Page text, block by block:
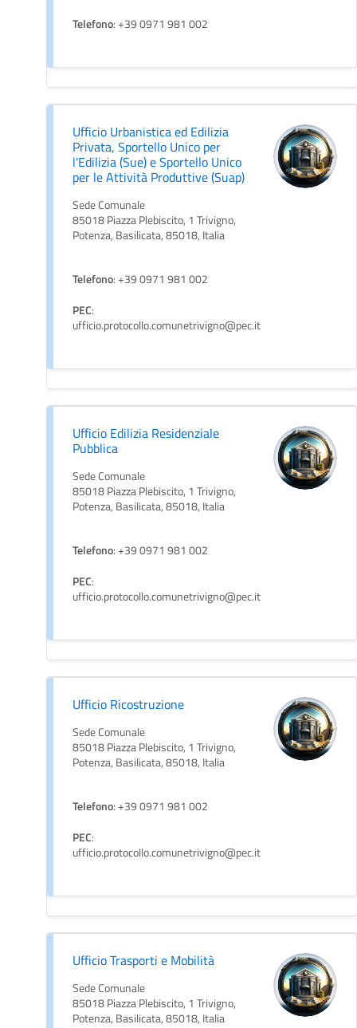
Telefono: +39 0971 981 002
Ufficio Urbanistica ed Edilizia
Privata, Sportello Unico per
l'Edilizia (Sue) e Sportello Unico
per le Attività Produttive (Suap)
Sede Comunale
85018 Piazza Plebiscito, 1 Trivigno,
Potenza, Basilicata, 85018, Italia
Telefono: +39 0971 981 002
PEC:
ufficio.protocollo.comunetrivigno@pec.it
Ufficio Edilizia Residenziale
Pubblica
Sede Comunale
85018 Piazza Plebiscito, 1 Trivigno,
Potenza, Basilicata, 85018, Italia
Telefono: +39 0971 981 002
PEC:
ufficio.protocollo.comunetrivigno@pec.it
Ufficio Ricostruzione
Sede Comunale
85018 Piazza Plebiscito, 1 Trivigno,
Potenza, Basilicata, 85018, Italia
Telefono: +39 0971 981 002
PEC:
ufficio.protocollo.comunetrivigno@pec.it
Ufficio Trasporti e Mobilità
Sede Comunale
85018 Piazza Plebiscito, 1 Trivigno,
Potenza, Basilicata, 85018, Italia